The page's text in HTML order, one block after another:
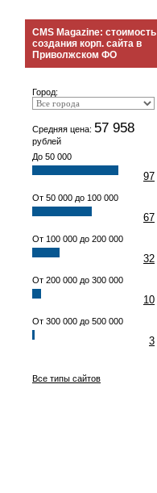
CMS Magazine: стоимость
создания корп. сайта в
Приволжском ФО
Город:
Средняя цена: 57 958
рублей
До 50 000
97
От 50 000 до 100 000
67
От 100 000 до 200 000
32
От 200 000 до 300 000
10
От 300 000 до 500 000
3
Все типы сайтов